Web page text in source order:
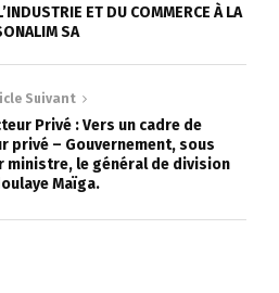
ET DU COMMERCE À LA
SA
Suivant
Privé : Vers un cadre de
privé – Gouvernement, sous
ministre, le général de division
Maïga.